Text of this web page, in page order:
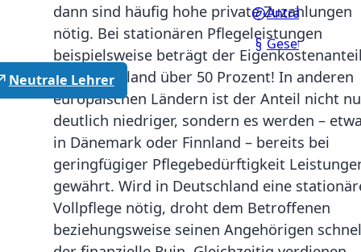
Anträge
Neutrale Lehrer
dann sind häufig hohe private Zuzahlungen
nötig. Bei stationären Pflegeleistungen
beispielsweise beträgt der
in Deutschland über 50 Prozent! In anderen
europäischen Ländern ist der Anteil nicht
deutlich niedriger, sondern es werden –
in Dänemark oder Finnland – bereits bei
geringfügiger Pflegebedürftigkeit
gewährt. Wird in Deutschland eine
Vollpflege nötig, droht dem Betroffenen
beziehungsweise seinen Angehörigen